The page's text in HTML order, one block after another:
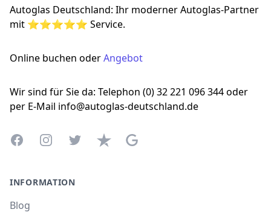
Autoglas Deutschland: Ihr moderner Autoglas-Partner
mit ⭐⭐⭐⭐⭐ Service.
Online buchen oderAngebot
Wir sind für Sie da: Telephon (0) 32 221 096 344 oder
per E-Mail info@autoglas-deutschland.de
FacebookInstagramTwitterTrustpilotGoogle Business Profile
INFORMATION
Blog